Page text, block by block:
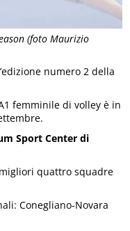
(foto Maurizio
numero 2 della
femminile di volley è in
Sport Center di
quattro squadre
Conegliano-Novara